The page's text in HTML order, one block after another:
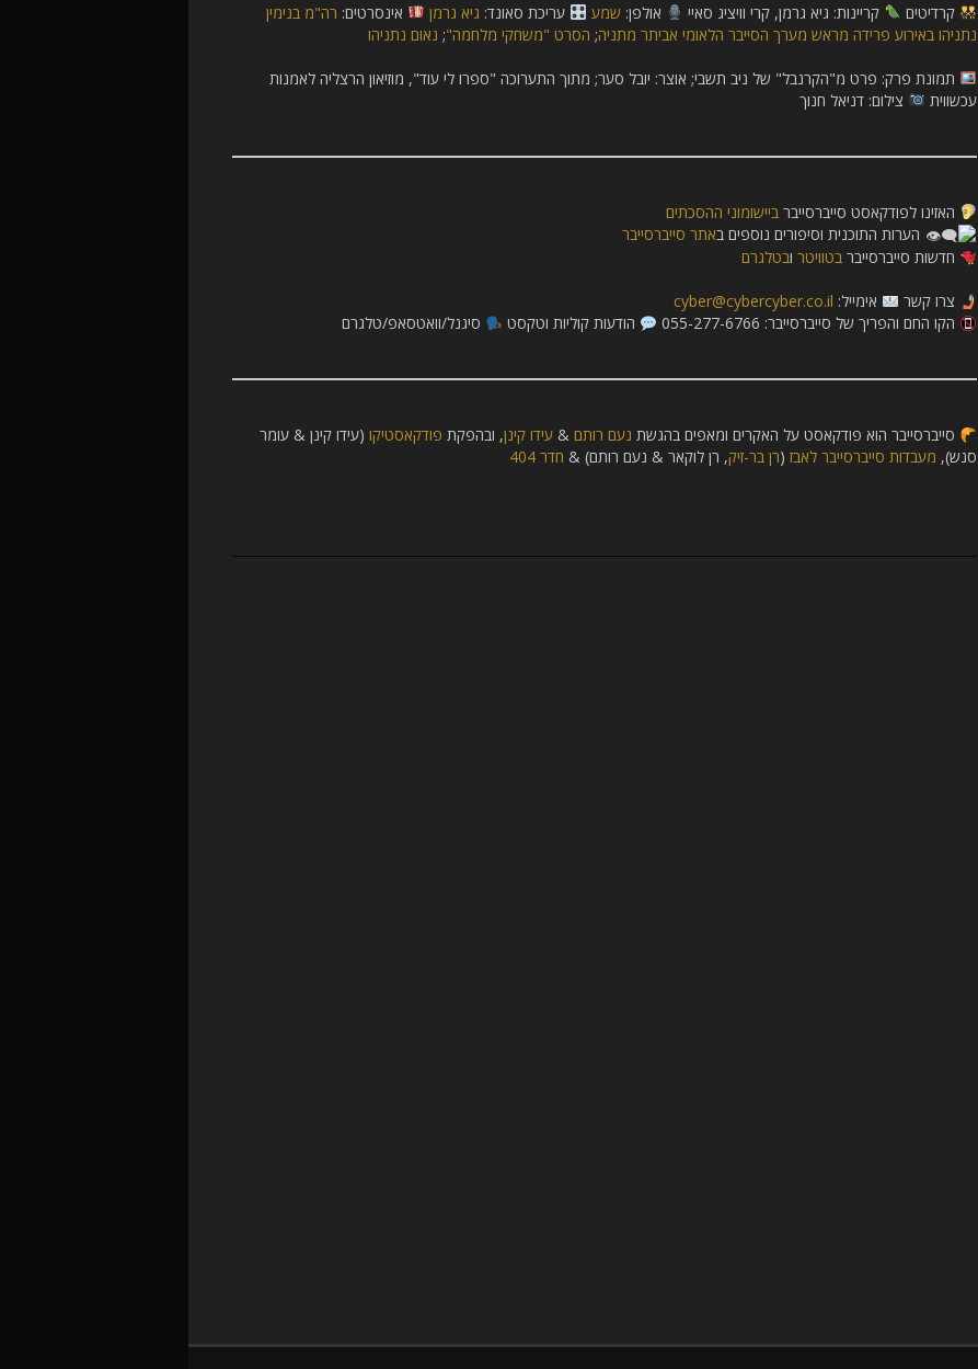
קרדיטים קריינות: גיא גרמן, קרי וויציג סאיי אולפן: שמע עריכת סאונד: גיא גרמן אינסרטים: רה"מ בנימין
נתניהו באירוע פרידה מראש מערך הסייבר הלאומי אביתר מתניה; הסרט "משחקי מלחמה"; נאום נתניהו
תמונת פרק: פרט מ"הקרנבל" של ניב תשבי; אוצר: יובל סער; מתוך התערוכה "ספרו לי עוד", מוזיאון הרצליה לאמנות
עכשווית
צילום: דניאל חנוך
האזינו לפודקאסט סייברסייבר ביישומוני ההסכתים
הערות התוכנית וסיפורים נוספים באתר סייברסייבר
חדשות סייברסייבר בטוויטרובטלגרם
צרו קשר אימייל: cyber@cybercyber.co.il
הקו החם והפריך של סייברסייבר: 055-277-6766
הודעות קוליות וטקסט סיגנל/וואטסאפ/טלגרם
סייברסייבר הוא פודקאסט על האקרים ומאפים בהגשת נעם רותם& עידו קינן, ובהפקת פודקאסטיקו(עידו קינן & עומר
סנש), מעבדות סייברסייבר לאבז (רן בר-זיק, רן לוקאר & נעם רותם) & חדר 404